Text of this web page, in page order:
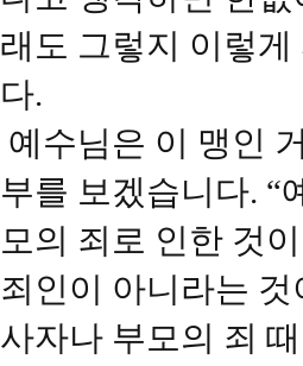
래도 그렇지 이렇
다.
예수님은 이 맹인
부를 보겠습니다. “
모의 죄로 인한 것
죄인이 아니라는
사자나 부모의 죄